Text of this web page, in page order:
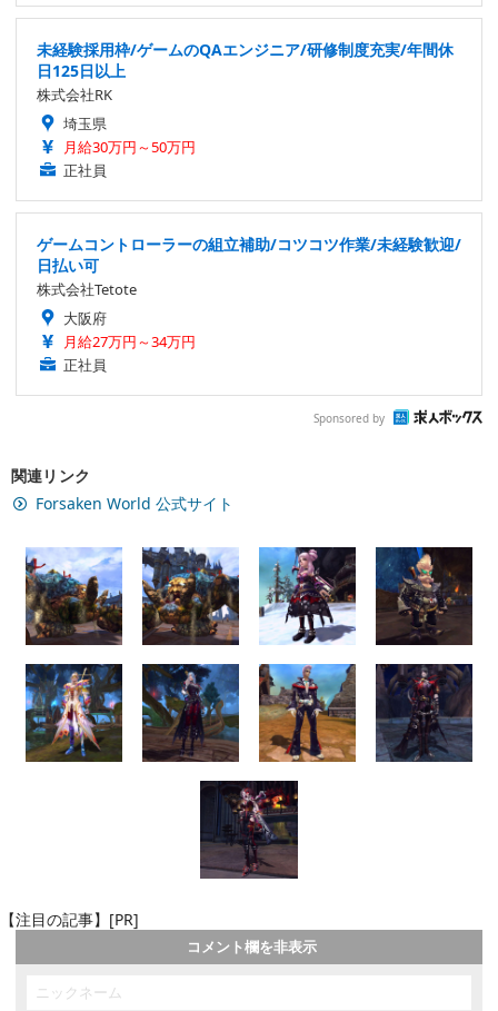
未経験採用枠/ゲームのQAエンジニア/研修制度充実/年間休
日125日以上
株式会社RK
埼玉県
月給30万円～50万円
正社員
ゲームコントローラーの組立補助/コツコツ作業/未経験歓迎/
日払い可
株式会社Tetote
大阪府
月給27万円～34万円
正社員
Sponsored by
関連リンク
Forsaken World 公式サイト
【注目の記事】[PR]
コメント欄を非表示